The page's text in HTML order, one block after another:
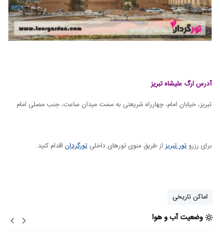
آدرس ارگ علیشاه تبریز
تبریز، خیابان امام، چهارراه شریعتی به سمت میدان ساعت، جنب مصلی امام
برای رزروتور تبریز از طریق منوی تورهای داخلیتورگردان اقدام کنید.
اماکن تاریخی
وضعیت آب و هوا